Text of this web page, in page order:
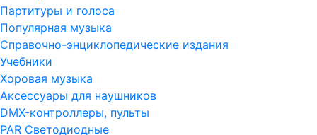
Партитуры и голоса
Популярная музыка
Справочно-энциклопедические издания
Учебники
Хоровая музыка
Аксессуары для наушников
DMX-контроллеры, пульты
PAR Светодиодные